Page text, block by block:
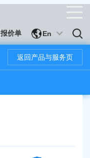
报价单 En
返回产品与服务页